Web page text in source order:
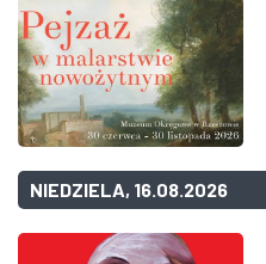
NIEDZIELA, 16.08.2026